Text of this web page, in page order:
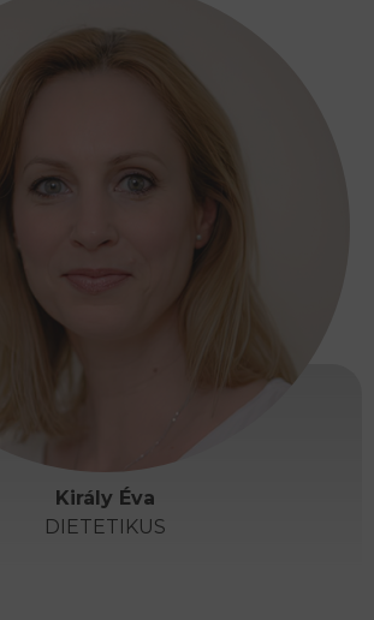
Király Éva
DIETETIKUS